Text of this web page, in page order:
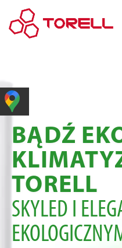
BĄDŹ
TORELL
SKYLED I